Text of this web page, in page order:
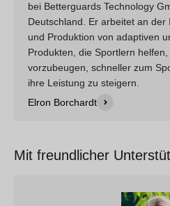
bei Betterguards Technology
Deutschland. Er arbeitet an der
und Produktion von adaptiven
Produkten, die Sportlern
vorzubeugen, schneller zum
ihre Leistung zu steigern.
Elron Borchardt
Mit freundlicher